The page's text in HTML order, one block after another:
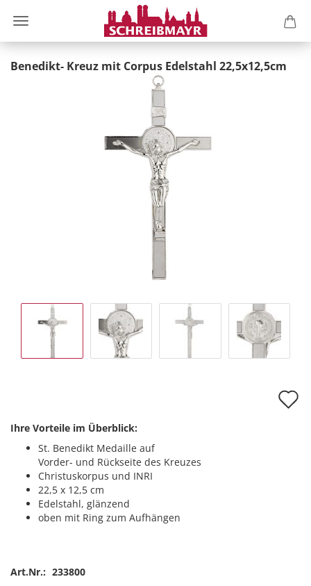
Benedikt- Kreuz mit Corpus Edelstahl 22,5x12,5cm
Ihre Vorteile im Überblick:
St. Benedikt Medaille auf
Vorder- und Rückseite des Kreuzes
Christuskorpus und INRI
22,5 x 12,5 cm
Edelstahl, glänzend
oben mit Ring zum Aufhängen
Art.Nr.: 233800